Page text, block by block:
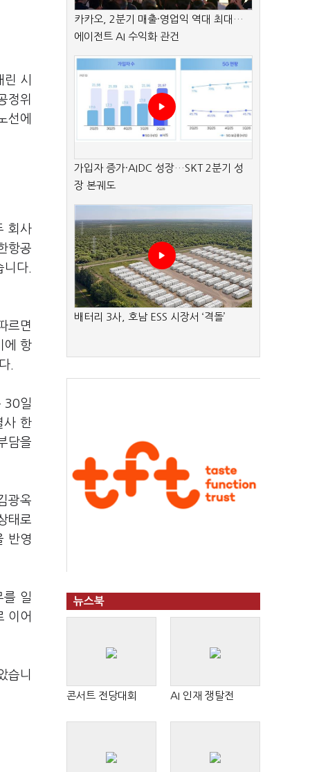
시
정위
선에
회사
항공
다.
르면
에 항
.
30일
사 한
담을
광옥
태로
반영
를 일
이어
습니
카카오, 2분기 매출·영업익 역대 최대…
에이전트 AI 수익화 관건
가입자 증가·AIDC 성장…SKT 2분기 성
장 본궤도
배터리 3사, 호남 ESS 시장서 ‘격돌’
뉴스북
콘서트 전당대회 AI 인재 쟁탈전